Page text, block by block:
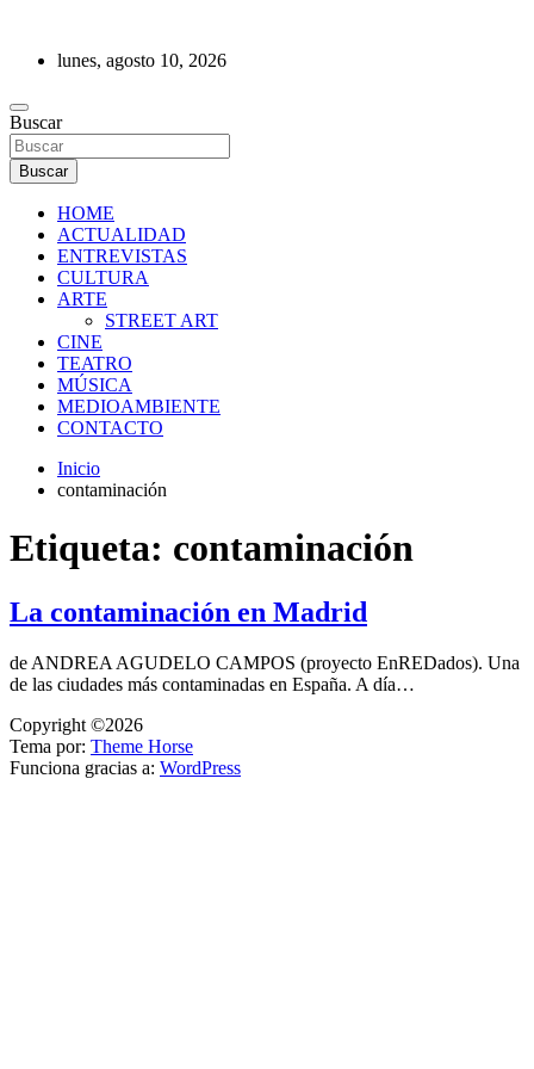
contenidolunes, agosto 10, 2026
REVISTA DE PRENSA
Buscar
Buscar
HOME
ACTUALIDAD
ENTREVISTAS
CULTURA
ARTE
STREET ART
CINE
TEATRO
MÚSICA
MEDIOAMBIENTE
CONTACTO
Inicio
contaminación
Etiqueta: contaminación
La contaminación en Madrid
de ANDREA AGUDELO CAMPOS (proyecto EnREDados). Una
de las ciudades más contaminadas en España. A día…
Copyright ©2026
Tema por: Theme Horse
Funciona gracias a: WordPress